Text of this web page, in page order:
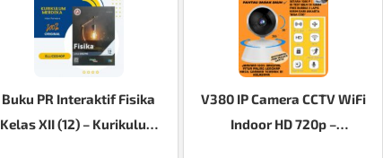
Buku PR Interaktif Fisika
Kelas XII (12) – Kurikulum
V380 IP Camera CCTV WiFi
Indoor HD 720p –